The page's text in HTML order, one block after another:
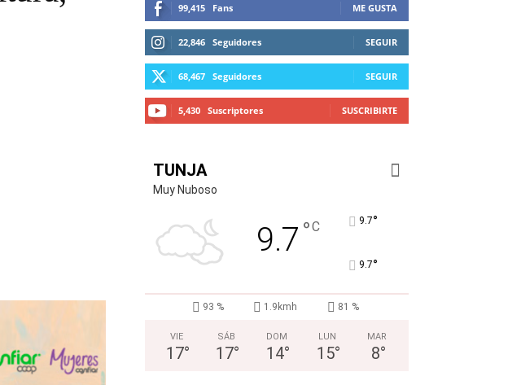
99,415 Fans ME GUSTA
22,846 Seguidores SEGUIR
68,467 Seguidores SEGUIR
5,430 Suscriptores SUSCRIBIRTE
TUNJA
Muy Nuboso
9.7 °C 9.7°
9.7°
93 % 1.9kmh 81 %
VIE
17°
SÁB
17°
DOM
14°
LUN
15°
MAR
8°